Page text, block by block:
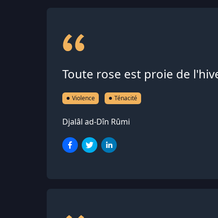
Toute rose est proie de
Violence Ténacité
Djalâl ad-Dîn Rûmi